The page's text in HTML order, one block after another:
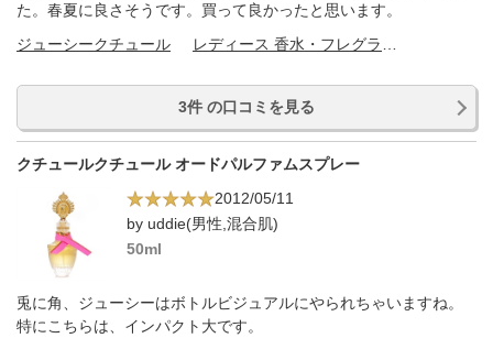
た。春夏に良さそうです。買って良かったと思います。
ジューシークチュール
3件 の口コミを見る
クチュールクチュール オードパルファムスプレー
2012/05/11
by uddie(男性,混合肌)
50ml
兎に角、ジューシーはボトルビジュアルにやられちゃいますね。
特にこちらは、インパクト大です。